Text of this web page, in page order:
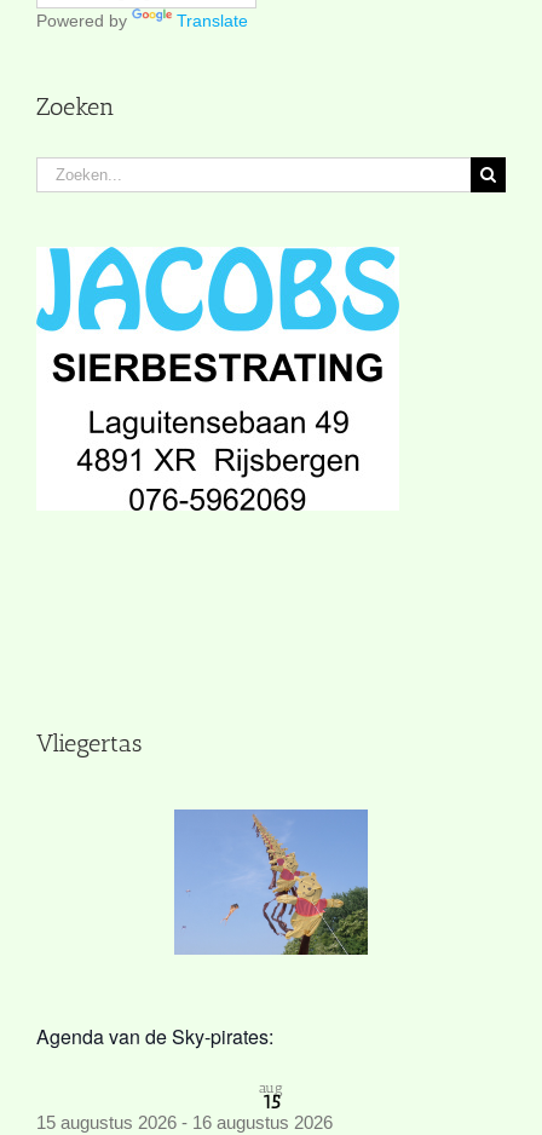
Vliegertas
Agenda van de Sky-pirates:
aug
15
15 augustus 2026 - 16 augustus 2026
Powered by Translate
Zoeken
Zoeken
naar: